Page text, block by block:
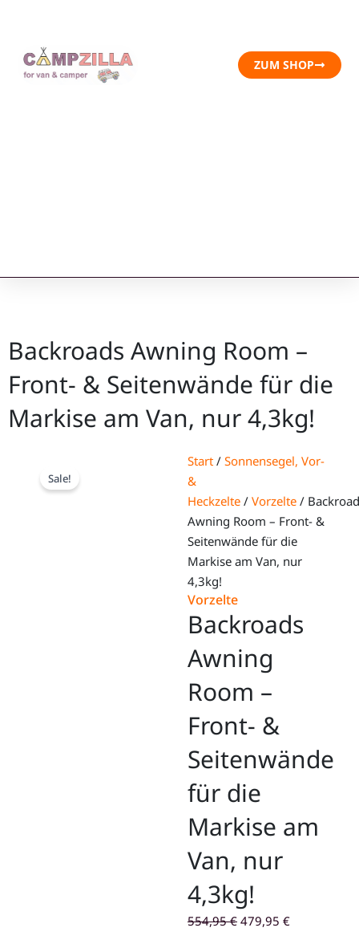
ZUM SHOP
Backroads Awning Room –
Front- & Seitenwände für die
Markise am Van, nur 4,3kg!
Sale!
Start / Sonnensegel, Vor-
&
Heckzelte / Vorzelte /
Awning Room – Front- &
Seitenwände für die
Markise am Van, nur
4,3kg!
Vorzelte
Backroads
Awning
Room –
Front- &
Seitenwände
für die
Markise am
Van, nur
4,3kg!
554,95€ Ursprünglicher
479,95 €